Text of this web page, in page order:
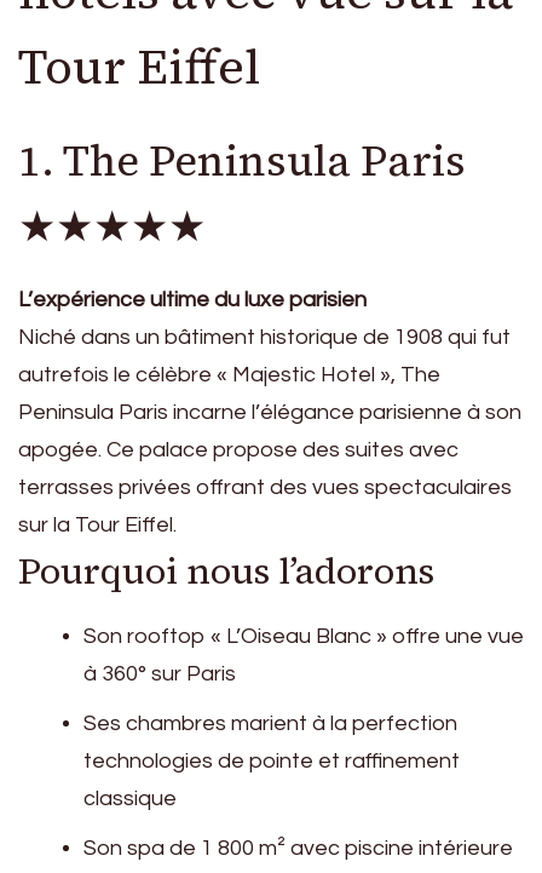
Tour Eiffel
1. The Peninsula Paris
★★★★★
L’expérience ultime du luxe parisien
Niché dans un bâtiment historique de 1908 qui fut
autrefois le célèbre « Majestic Hotel », The
Peninsula Paris incarne l’élégance parisienne à son
apogée. Ce palace propose des suites avec
terrasses privées offrant des vues spectaculaires
sur la Tour Eiffel.
Pourquoi nous l’adorons
Son rooftop « L’Oiseau Blanc » offre une vue
à 360° sur Paris
Ses chambres marient à la perfection
technologies de pointe et raffinement
classique
Son spa de 1 800 m² avec piscine intérieure